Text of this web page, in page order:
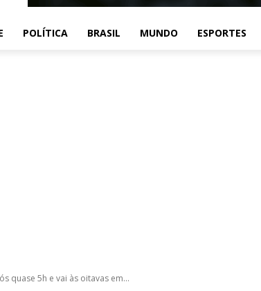
POLÍTICA BRASIL MUNDO ESPORTES
quase 5h e vai às oitavas em...